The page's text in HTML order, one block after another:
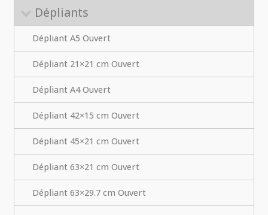
Dépliants
Dépliant A5 Ouvert
Dépliant 21×21 cm Ouvert
Dépliant A4 Ouvert
Dépliant 42×15 cm Ouvert
Dépliant 45×21 cm Ouvert
Dépliant 63×21 cm Ouvert
Dépliant 63×29.7 cm Ouvert